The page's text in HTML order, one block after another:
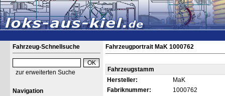
Fahrzeug-Schnellsuche
zur erweiterten Suche
Navigation
Fahrzeugportrait MaK 1000762
Fahrzeugstamm
Hersteller:
MaK
Fabriknummer:
1000762